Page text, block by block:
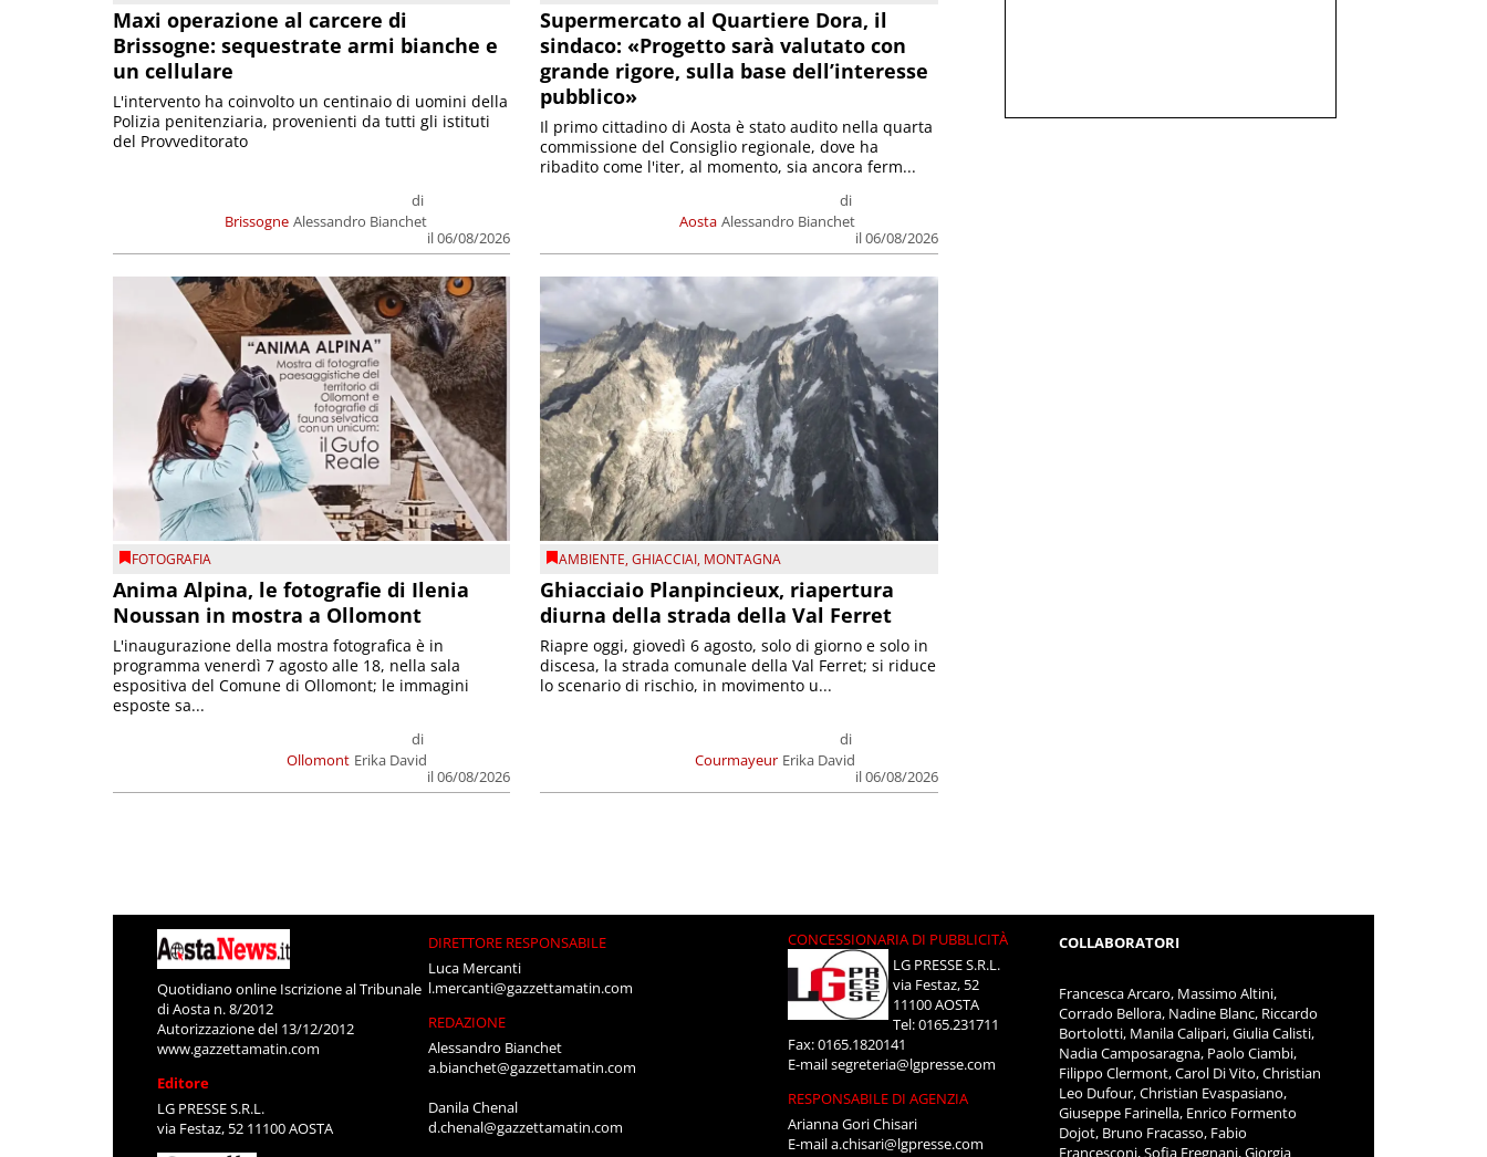
Maxi operazione al carcere di
Brissogne: sequestrate armi bianche e
un cellulare
Brissogne
di
Alessandro Bianchet
il 06/08/2026
L'intervento ha coinvolto un centinaio di uomini della
Polizia penitenziaria, provenienti da tutti gli istituti
del Provveditorato
Supermercato al Quartiere Dora, il
sindaco: «Progetto sarà valutato con
grande rigore, sulla base dell’interesse
pubblico»
Aosta
di
Alessandro Bianchet
il 06/08/2026
Il primo cittadino di Aosta è stato audito nella quarta
commissione del Consiglio regionale, dove ha
ribadito come l'iter, al momento, sia ancora ferm...
FOTOGRAFIA
Anima Alpina, le fotografie di Ilenia
Noussan in mostra a Ollomont
Ollomont
di
Erika David
il 06/08/2026
L'inaugurazione della mostra fotografica è in
programma venerdì 7 agosto alle 18, nella sala
espositiva del Comune di Ollomont; le immagini
esposte sa...
AMBIENTE,GHIACCIAI, MONTAGNA
Ghiacciaio Planpincieux, riapertura
diurna della strada della Val Ferret
Courmayeur
di
Erika David
il 06/08/2026
Riapre oggi, giovedì 6 agosto, solo di giorno e solo in
discesa, la strada comunale della Val Ferret; si riduce
lo scenario di rischio, in movimento u...
Quotidiano online Iscrizione al Tribunale
di Aosta n. 8/2012
Autorizzazione del 13/12/2012
www.gazzettamatin.com
Editore
LG PRESSE S.R.L.
via Festaz, 52 11100 AOSTA
DIRETTORE RESPONSABILE
Luca Mercanti
l.mercanti@gazzettamatin.com
REDAZIONE
Alessandro Bianchet
a.bianchet@gazzettamatin.com
Danila Chenal
d.chenal@gazzettamatin.com
CONCESSIONARIA DI PUBBLICITÀ
LG PRESSE S.R.L.
via Festaz, 52
11100 AOSTA
Tel: 0165.231711
Fax: 0165.1820141
E-mailsegreteria@lgpresse.com
RESPONSABILE DI AGENZIA
Arianna Gori Chisari
E-maila.chisari@lgpresse.com
COLLABORATORI
Francesca Arcaro, Massimo Altini,
Corrado Bellora, Nadine Blanc, Riccardo
Bortolotti, Manila Calipari, Giulia Calisti,
Nadia Camposaragna, Paolo Ciambi,
Filippo Clermont, Carol Di Vito, Christian
Leo Dufour, Christian Evaspasiano,
Giuseppe Farinella, Enrico Formento
Dojot, Bruno Fracasso, Fabio
Francesconi, Sofia Fregnani, Giorgia